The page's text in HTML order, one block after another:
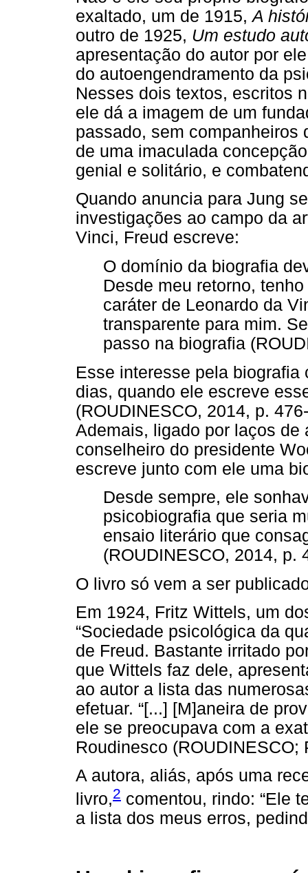
exaltado, um de 1915,A
outro de 1925, Um estudo
apresentação do autor por
do autoengendramento da
Nesses dois textos, escritos
ele dá a imagem de um
passado, sem companheiros
de uma imaculada
genial e solitário, e
Quando anuncia para Jung
investigações ao campo da
Vinci, Freud escreve:
O domínio da biografia
Desde meu retorno,
caráter de Leonardo da
transparente para mim.
passo na biografia
Esse interesse pela
dias, quando ele escreve
(ROUDINESCO, 2014, p.
Ademais, ligado por laços
conselheiro do presidente
escreve junto com ele uma
Desde sempre, ele
psicobiografia que seria
ensaio literário que
(ROUDINESCO, 2014, p.
O livro só vem a ser
Em 1924, Fritz Wittels, um
“Sociedade psicológica da
de Freud. Bastante irritado
que Wittels faz dele,
ao autor a lista das
efetuar. “[...] [M]aneira de
ele se preocupava com a
Roudinesco (ROUDINESCO;
A autora, aliás, após uma
livro,2 comentou, rindo: “Ele
a lista dos meus erros,